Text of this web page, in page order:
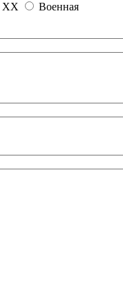
XX
Военная